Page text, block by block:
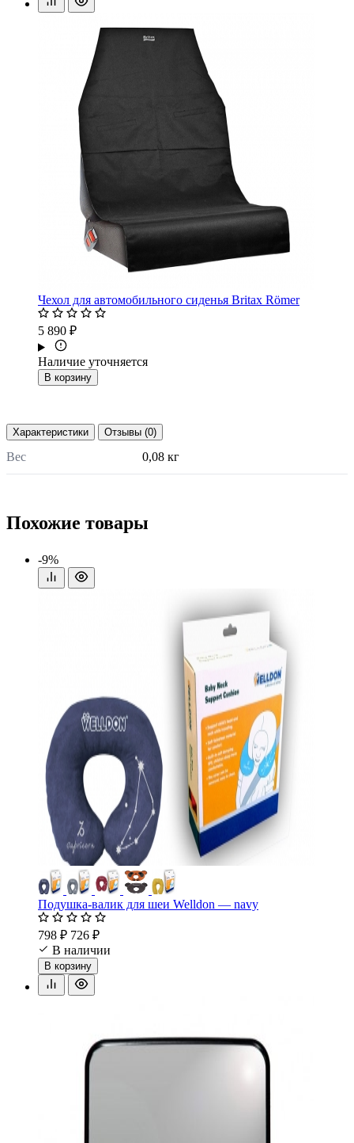
Чехол для автомобильного сиденья Britax Römer
5 890 ₽
Наличие уточняется
В корзину
Характеристики Отзывы (0)
Вес 0,08 кг
Похожие товары
-9%
Подушка-валик для шеи Welldon — navy
798 ₽ 726 ₽
В наличии
В корзину